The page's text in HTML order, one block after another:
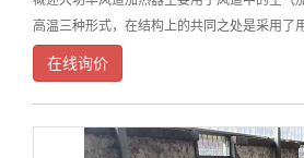
高温三种形式，在结构上的共同之处是采用了
机停止时电热管的振动，在接线盒中都装有超
安装在风道上，而中温型、高温型由于结构上
在线询价